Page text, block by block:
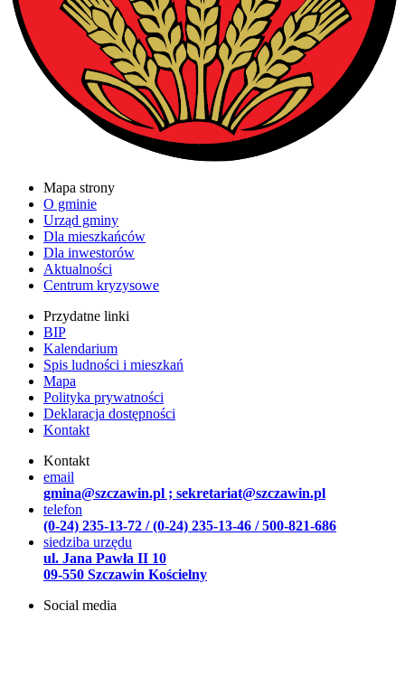
Mapa strony
O gminie
Urząd gminy
Dla mieszkańców
Dla inwestorów
Aktualności
Centrum kryzysowe
Przydatne linki
BIP
Kalendarium
Spis ludności i mieszkań
Mapa
Polityka prywatności
Deklaracja dostępności
Kontakt
Kontakt
email
gmina@szczawin.pl ; sekretariat@szczawin.pl
telefon
(0-24) 235-13-72 / (0-24) 235-13-46 / 500-821-686
siedziba urzędu
ul. Jana Pawła II 10
09-550 Szczawin Kościelny
Social media